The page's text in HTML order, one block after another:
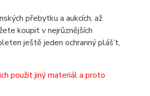
přebytku a aukcích, až
koupit v nejrůznějších
ještě jeden ochranný pláš‘t,
použit jiný materiál a proto